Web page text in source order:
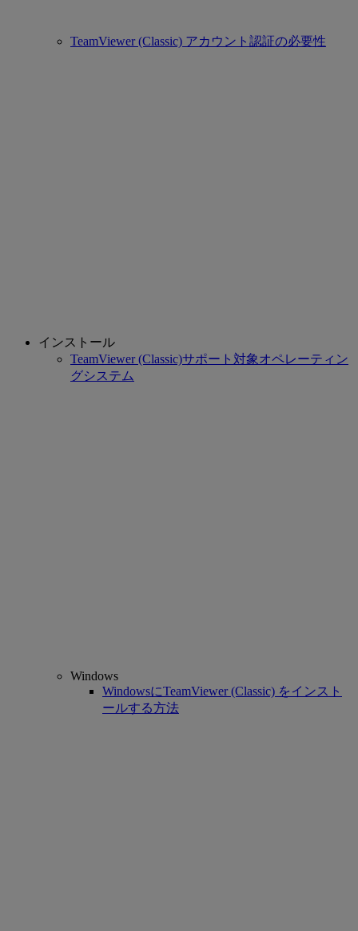
TeamViewer (Classic) アカウント認証の必要性
インストール
TeamViewer (Classic)サポート対象オペレーティン
グシステム
Windows
WindowsにTeamViewer (Classic) をインスト
ールする方法